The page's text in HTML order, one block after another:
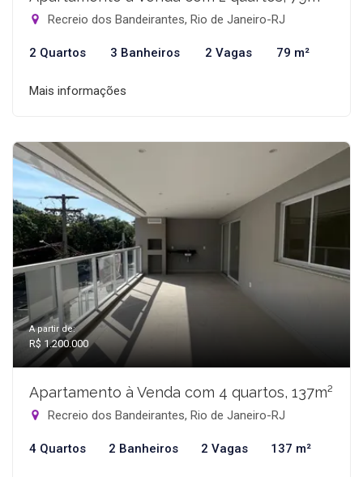
Recreio dos Bandeirantes, Rio de Janeiro-RJ
2 Quartos 3 Banheiros 2 Vagas 79 m²
Mais informações
A partir de:
R$ 1.200.000
Apartamento à Venda com 4 quartos, 137m²
Recreio dos Bandeirantes, Rio de Janeiro-RJ
4 Quartos 2 Banheiros 2 Vagas 137 m²